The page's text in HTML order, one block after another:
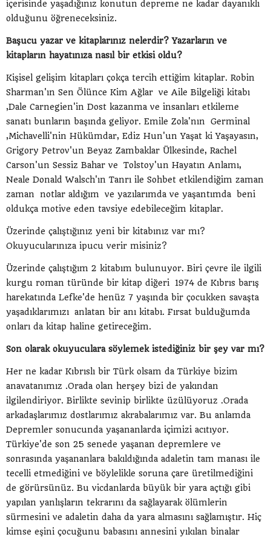
içerisinde yaşadığınız konutun depreme ne kadar dayanıklı
olduğunu öğreneceksiniz.
Başucu yazar ve kitaplarınız nelerdir? Yazarların ve
kitapların hayatınıza nasıl bir etkisi oldu?
Kişisel gelişim kitapları çokça tercih ettiğim kitaplar. Robin
Sharman'ın Sen Ölünce Kim Ağlar ve Aile Bilgeliği kitabı
,Dale Carnegien'in Dost kazanma ve insanları etkileme
sanatı bunların başında geliyor. Emile Zola'nın Germinal
,Michavelli'nin Hükümdar, Ediz Hun'un Yaşat ki Yaşayasın,
Grigory Petrov'un Beyaz Zambaklar Ülkesinde, Rachel
Carson'un Sessiz Bahar ve Tolstoy'un Hayatın Anlamı,
Neale Donald Walsch'ın Tanrı ile Sohbet etkilendiğim zaman
zaman notlar aldığım ve yazılarımda ve yaşantımda beni
oldukça motive eden tavsiye edebileceğim kitaplar.
Üzerinde çalıştığınız yeni bir kitabınız var mı?
Okuyucularınıza ipucu verir misiniz?
Üzerinde çalıştığım 2 kitabım bulunuyor. Biri çevre ile ilgili
kurgu roman türünde bir kitap diğeri 1974 de Kıbrıs barış
harekatında Lefke'de henüz 7 yaşında bir çocukken savaşta
yaşadıklarımızı anlatan bir anı kitabı. Fırsat bulduğumda
onları da kitap haline getireceğim.
Son olarak okuyuculara söylemek istediğiniz bir şey var mı?
Her ne kadar Kıbrıslı bir Türk olsam da Türkiye bizim
anavatanımız .Orada olan herşey bizi de yakından
ilgilendiriyor. Birlikte sevinip birlikte üzülüyoruz .Orada
arkadaşlarımız dostlarımız akrabalarımız var. Bu anlamda
Depremler sonucunda yaşananlarda içimizi acıtıyor.
Türkiye'de son 25 senede yaşanan depremlere ve
sonrasında yaşananlara bakıldığında adaletin tam manası ile
tecelli etmediğini ve böylelikle soruna çare üretilmediğini
de görürsünüz. Bu vicdanlarda büyük bir yara açtığı gibi
yapılan yanlışların tekrarını da sağlayarak ölümlerin
sürmesini ve adaletin daha da yara almasını sağlamıştır. Hiç
kimse eşini çocuğunu babasını annesini yıkılan binalar